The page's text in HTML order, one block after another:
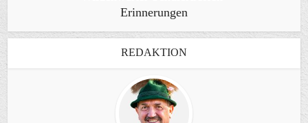
Erinnerungen
REDAKTION